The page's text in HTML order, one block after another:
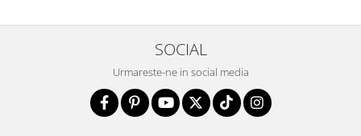
SOCIAL
Urmareste-ne in social media